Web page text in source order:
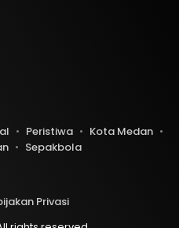
Peristiwa
Kota Medan
Sepakbola
Privasi